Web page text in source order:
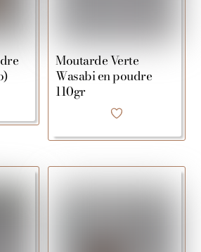
Moutarde Verte
Wasabi en poudre
110gr